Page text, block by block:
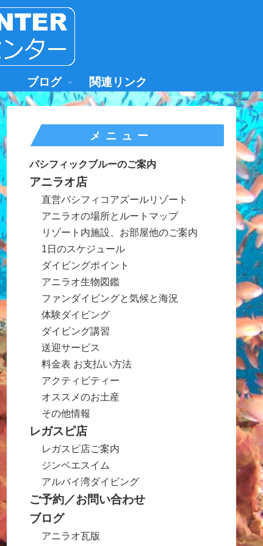
ブログ 関連リンク
メニュー
パシフィックブルーのご案内
アニラオ店
直営パシフィコアズールリゾート
アニラオの場所とルートマップ
リゾート内施設、お部屋他のご案内
1日のスケジュール
ダイビングポイント
アニラオ生物図鑑
ファンダイビングと気候と海況
体験ダイビング
ダイビング講習
送迎サービス
料金表 お支払い方法
アクティビティー
オススメのお土産
その他情報
レガスピ店
レガスピ店ご案内
ジンベエスイム
アルバイ湾ダイビング
ご予約／お問い合わせ
ブログ
アニラオ瓦版